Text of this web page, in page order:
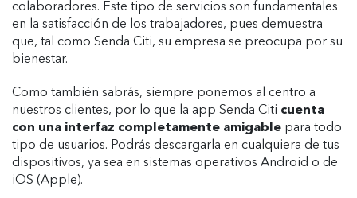
colaboradores. Este tipo de servicios son fundamentales
en la satisfacción de los trabajadores, pues demuestra
que, tal como Senda Citi, su empresa se preocupa por su
bienestar.
Como también sabrás, siempre ponemos al centro a
nuestros clientes, por lo que la app Senda Citi cuenta
con una interfaz completamente amigable para todo
tipo de usuarios. Podrás descargarla en cualquiera de tus
dispositivos, ya sea en sistemas operativos Android o de
iOS (Apple).